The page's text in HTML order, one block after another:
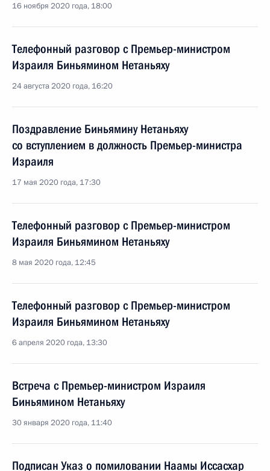
16 ноября 2020 года, 18:00
Телефонный разговор с Премьер-министром
Израиля Биньямином Нетаньяху
24 августа 2020 года, 16:20
Поздравление Биньямину Нетаньяху
со вступлением в должность Премьер-министра
Израиля
17 мая 2020 года, 17:30
Телефонный разговор с Премьер-министром
Израиля Биньямином Нетаньяху
8 мая 2020 года, 12:45
Телефонный разговор с Премьер-министром
Израиля Биньямином Нетаньяху
6 апреля 2020 года, 13:30
Встреча с Премьер-министром Израиля
Биньямином Нетаньяху
30 января 2020 года, 11:40
Подписан Указ о помиловании Наамы Иссасхар